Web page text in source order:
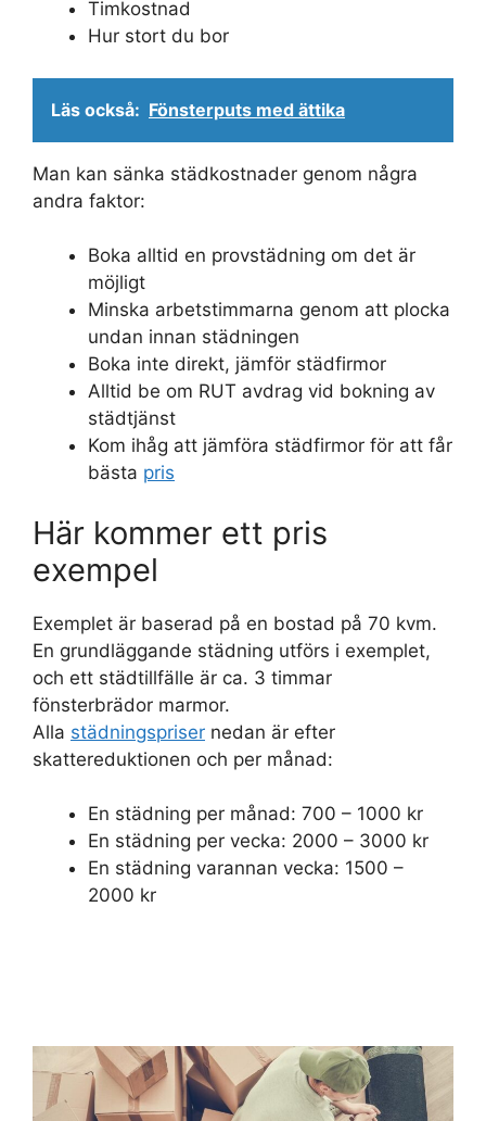
Timkostnad
Hur stort du bor
Läs också: Fönsterputs med ättika
Man kan sänka städkostnader genom några
andra faktor:
Boka alltid en provstädning om det är
möjligt
Minska arbetstimmarna genom att plocka
undan innan städningen
Boka inte direkt, jämför städfirmor
Alltid be om RUT avdrag vid bokning av
städtjänst
Kom ihåg att jämföra städfirmor för att får
bästa pris
Här kommer ett pris
exempel
Exemplet är baserad på en bostad på 70 kvm.
En grundläggande städning utförs i exemplet,
och ett städtillfälle är ca. 3 timmar
fönsterbrädor marmor.
Alla städningspriser nedan är efter
skattereduktionen och per månad:
En städning per månad: 700 – 1000 kr
En städning per vecka: 2000 – 3000 kr
En städning varannan vecka: 1500 –
2000 kr